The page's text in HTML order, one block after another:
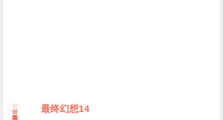
最终幻想14